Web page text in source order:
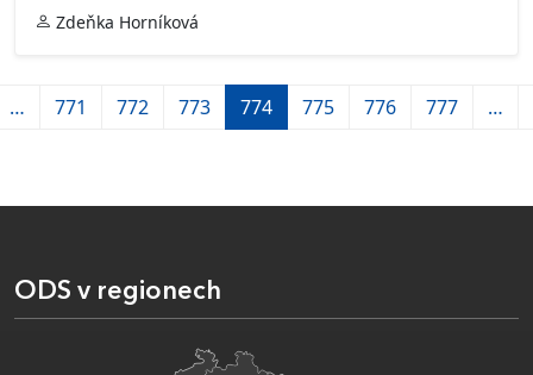
Zdeňka Horníková
… 771 772 773 774 775 776 777 …
ODS v regionech